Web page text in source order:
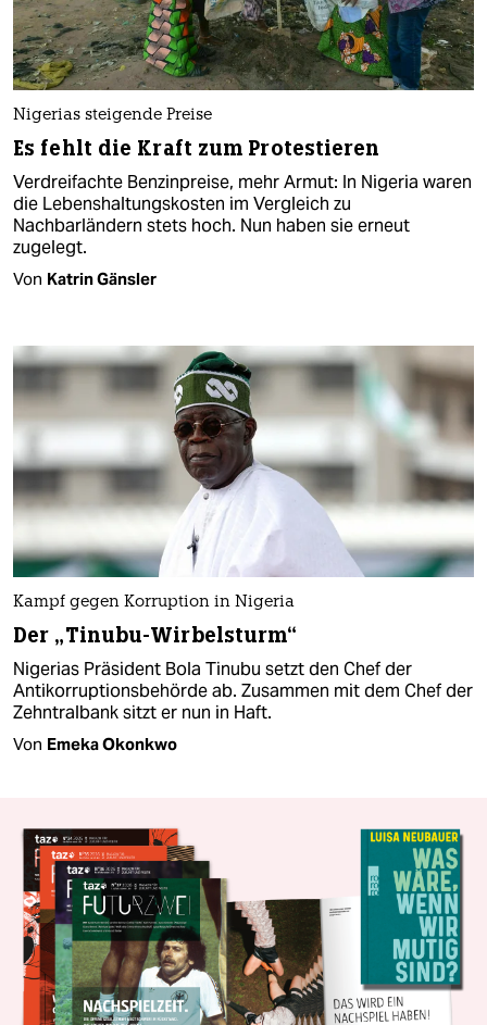
Nigerias steigende Preise
Es fehlt die Kraft zum Protestieren
Verdreifachte Benzinpreise, mehr Armut: In Nigeria waren
die Lebenshaltungskosten im Vergleich zu
Nachbarländern stets hoch. Nun haben sie erneut
zugelegt.
Von Katrin Gänsler
Kampf gegen Korruption in Nigeria
Der „Tinubu-Wirbelsturm“
Nigerias Präsident Bola Tinubu setzt den Chef der
Antikorruptionsbehörde ab. Zusammen mit dem Chef der
Zehntralbank sitzt er nun in Haft.
Von Emeka Okonkwo